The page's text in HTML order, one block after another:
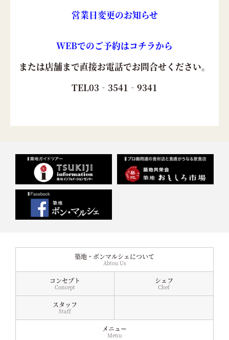
営業日変更のお知らせ
WEBでのご予約はコチラから
または店舗まで直接お電話でお問合せください。
TEL03‐3541‐9341
築地・ボンマルシェについて
Abtou Us
コンセプト
Concept
シェフ
Chef
スタッフ
Staff
メニュー
Menu